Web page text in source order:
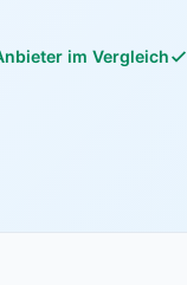
im Vergleich